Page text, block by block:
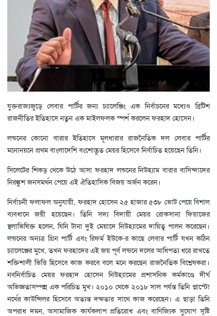
যুক্তরাজ্যজুড়ে লেবার পার্টির জন্য চ্যালেঞ্জিং এক নির্বাচনের মধ্যেও ব্রিটিশ
রাজনীতির ইতিহাসে নতুন এক মাইলফলক স্পর্শ করলেন ফরহাদ হোসেন।
লন্ডনের কোনো বারার ইতিহাসে মূলধারার রাজনৈতিক দল লেবার পার্টির
মনোনয়নে প্রথম বাংলাদেশি বংশোদ্ভূত মেয়র হিসেবে নির্বাচিত হয়েছেন তিনি।
সিলেটের শিকড় থেকে উঠে আসা ফরহাদ লন্ডনের নিউহ্যাম বারার বাসিন্দাদের
নিরঙ্কুশ জনসমর্থন পেয়ে এই ঐতিহাসিক বিজয় অর্জন করেন।
নির্বাচনী ফলাফল অনুযায়ী, ফরহাদ হোসেন ২৫ হাজার ৫৩৮ ভোট পেয়ে বিশাল
ব্যবধানে জয়ী হয়েছেন। তিনি সদ্য বিদায়ী মেয়র রোকসানা ফিয়াজের
স্থলাভিষিক্ত হলেন, যিনি টানা দুই মেয়াদে নিউহ্যামের দায়িত্ব পালন করেছেন।
লন্ডনের অন্যত্র গ্রিন পার্টি এবং রিফর্ম ইউকে-র কাছে লেবার পার্টি যখন কঠিন
চ্যালেঞ্জের মুখে, তখন ফরহাদের এই জয় পূর্ব লন্ডনে দলের আধিপত্য ধরে রাখতে
শক্তিশালী ভিত্তি হিসেবে কাজ করবে বলে মনে করছেন রাজনৈতিক বিশ্লেষকরা।
নবনির্বাচিত মেয়র ফরহাদ হোসেন নিউহ্যামের প্রশাসনিক কর্মকাণ্ডে দীর্ঘ
অভিজ্ঞতাসম্পন্ন এক পরিচিত মুখ। ২০১০ থেকে ২০১৮ সাল পর্যন্ত তিনি প্লাস্টো
নর্থের কাউন্সিলর হিসেবে অত্যন্ত দক্ষতার সাথে কাজ করেছেন। এ ছাড়া তিনি
অপরাধ দমন, অসামাজিক কার্যকলাপ প্রতিরোধ এবং বাণিজ্যিক সুযোগ সৃষ্টি